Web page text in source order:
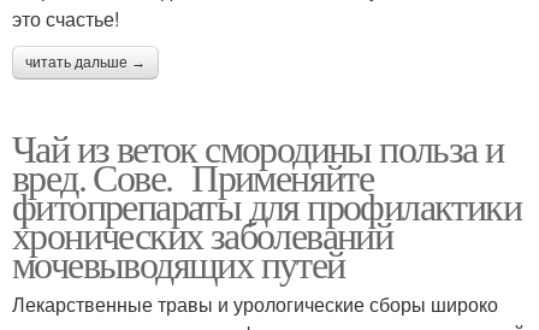
это счастье!
читать дальше →
Чай из веток смородины польза и
вред. Сове. Применяйте
фитопрепараты для профилактики
хронических заболеваний
мочевыводящих путей
Лекарственные травы и урологические сборы широко